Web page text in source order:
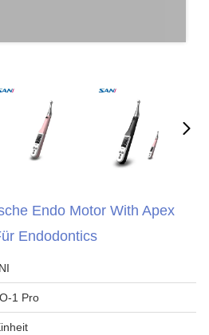
Endo Motor With Apex
Endodontics
1 Pro